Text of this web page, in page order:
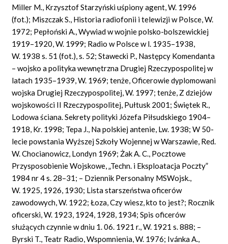
Miller M., Krzysztof Starzyński uśpiony agent, W. 1996
(fot.); Miszczak S., Historia radiofonii i telewizji w Polsce, W.
1972; Pepłoński A., Wywiad w wojnie polsko-bolszewickiej
1919–1920, W. 1999; Radio w Polsce w l. 1935–1938,
W. 1938 s. 51 (fot.), s. 52; Stawecki P., Następcy Komendanta
– wojsko a polityka wewnętrzna Drugiej Rzeczypospolitej w
latach 1935–1939, W. 1969; tenże, Oficerowie dyplomowani
wojska Drugiej Rzeczypospolitej, W. 1997; tenże, Z dziejów
wojskowości II Rzeczypospolitej, Pułtusk 2001; Świętek R.,
Lodowa ściana. Sekrety polityki Józefa Piłsudskiego 1904–
1918, Kr. 1998; Tepa J., Na polskiej antenie, Lw. 1938; W 50-
lecie powstania Wyższej Szkoły Wojennej w Warszawie, Red.
W. Chocianowicz, Londyn 1969; Żak A. C., Pocztowe
Przysposobienie Wojskowe, „Techn. i Eksploatacja Poczty”
1984 nr 4 s. 28–31; – Dziennik Personalny MSWojsk.,
W. 1925, 1926, 1930; Lista starszeństwa oficerów
zawodowych, W. 1922; Łoza, Czy wiesz, kto to jest?; Rocznik
oficerski, W. 1923, 1924, 1928, 1934; Spis oficerów
służących czynnie w dniu 1. 06. 1921 r., W. 1921 s. 888; –
Byrski T., Teatr Radio, Wspomnienia, W. 1976; Ivánka A.,